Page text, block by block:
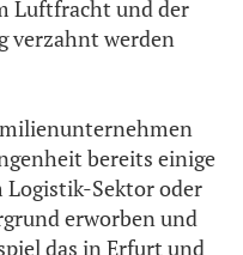
Luftfracht und der
verzahnt werden
bereits einige
Logistik-Sektor oder
erworben und
das in Erfurt und